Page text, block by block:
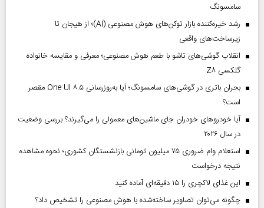
سامسونگ
رشد خیره‌کننده بازار توکن‌های هوش مصنوعی (AI)؛ از هیجان تا
زیرساخت‌های واقعی
انقلاب گوشی‌های تاشو‌ با طعم هوش مصنوعی؛ معرفی و مقایسه خانواده
گلکسی Z۸
بحران باتری در گوشی‌های سامسونگ؛ آیا به‌روزرسانی One UI ۸.۵ مقصر
است؟
آیا خودروهای خودران جای ماشین‌های معمولی را می‌گیرند؟ بررسی وضعیت
در سال ۲۰۲۶
استعلام وام ضروری ۷۵ میلیون تومانی بازنشستگان کشوری؛ نحوه مشاهده
نتیجه درخواست
این غذای لاکچری را ۱۵ دقیقه‌ای آماده کنید
چگونه می‌توان تصاویر ساخته‌شده با هوش مصنوعی را تشخیص داد؟